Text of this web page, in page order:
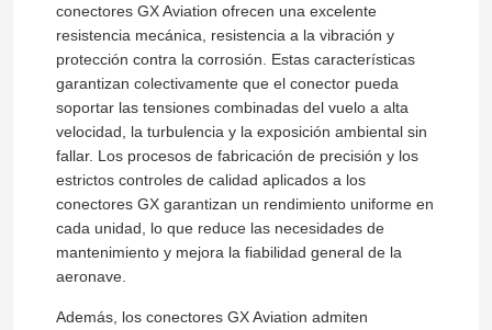
conectores GX Aviation ofrecen una excelente
resistencia mecánica, resistencia a la vibración y
protección contra la corrosión. Estas características
garantizan colectivamente que el conector pueda
soportar las tensiones combinadas del vuelo a alta
velocidad, la turbulencia y la exposición ambiental sin
fallar. Los procesos de fabricación de precisión y los
estrictos controles de calidad aplicados a los
conectores GX garantizan un rendimiento uniforme en
cada unidad, lo que reduce las necesidades de
mantenimiento y mejora la fiabilidad general de la
aeronave.
Además, los conectores GX Aviation admiten